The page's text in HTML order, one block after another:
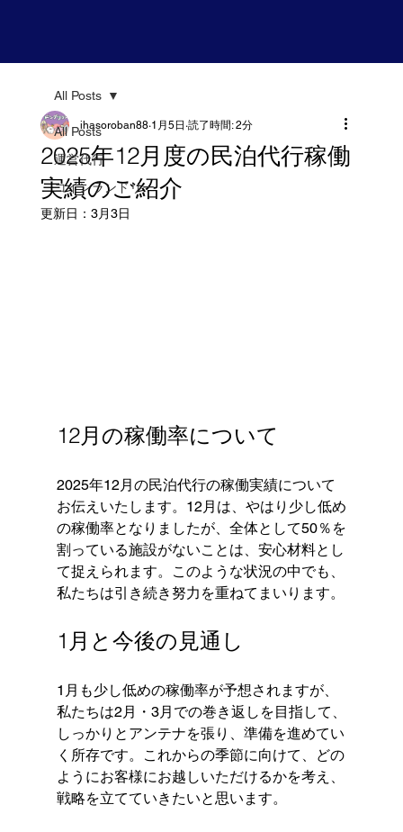
All Posts
運営代行
コインランドリー
All Posts
2025年12月度の民泊代行稼働
実績のご紹介
ihasoroban88 1月5日 読了時間: 2分
更新日： 3月3日
12月の稼働率について
2025年12月の民泊代行の稼働実績について
お伝えいたします。12月は、やはり少し低め
の稼働率となりましたが、全体として50％を
割っている施設がないことは、安心材料とし
て捉えられます。このような状況の中でも、
私たちは引き続き努力を重ねてまいります。
1月と今後の見通し
1月も少し低めの稼働率が予想されますが、
私たちは2月・3月での巻き返しを目指して、
しっかりとアンテナを張り、準備を進めてい
く所存です。これからの季節に向けて、どの
ようにお客様にお越しいただけるかを考え、
戦略を立てていきたいと思います。